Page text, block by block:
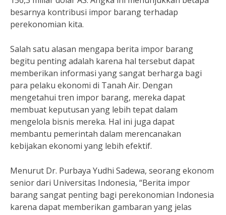
besarnya kontribusi impor barang terhadap
perekonomian kita.
Salah satu alasan mengapa berita impor barang
begitu penting adalah karena hal tersebut dapat
memberikan informasi yang sangat berharga bagi
para pelaku ekonomi di Tanah Air. Dengan
mengetahui tren impor barang, mereka dapat
membuat keputusan yang lebih tepat dalam
mengelola bisnis mereka. Hal ini juga dapat
membantu pemerintah dalam merencanakan
kebijakan ekonomi yang lebih efektif.
Menurut Dr. Purbaya Yudhi Sadewa, seorang ekonom
senior dari Universitas Indonesia, “Berita impor
barang sangat penting bagi perekonomian Indonesia
karena dapat memberikan gambaran yang jelas